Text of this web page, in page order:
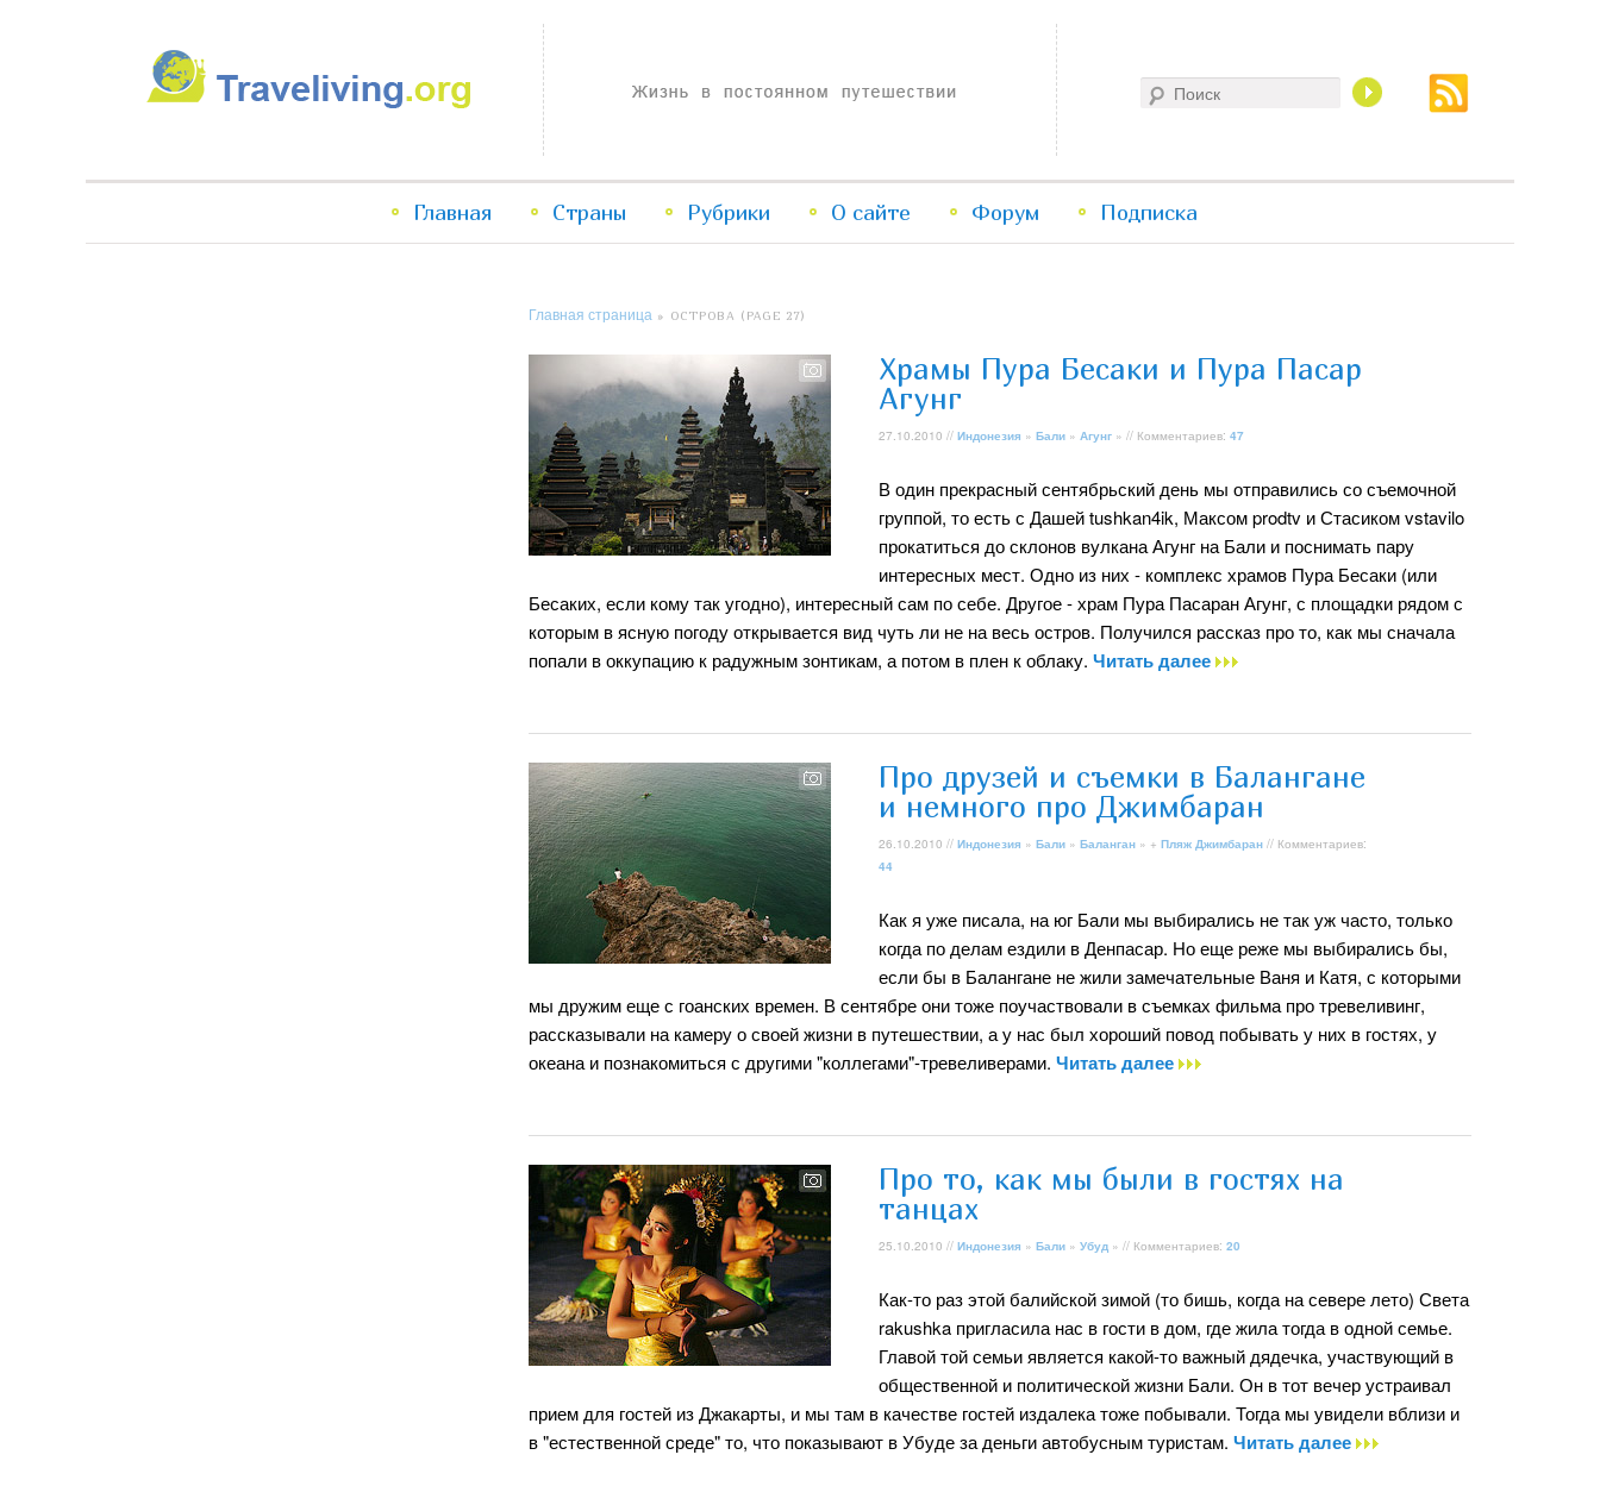
Traveliving
Жизнь в постоянном путешествии
Перейти
содержимому
Перейти
содержимому
Главная Страны Рубрики О сайте Форум Подписка
Главная страница » ОСТРОВА (PAGE 27)
Храмы Пура Бесаки и Пура Пасар
Агунг
27.10.2010 // Индонезия » Бали » Агунг » // Комментариев: 47
В один прекрасный сентябрьский день мы отправились со съемочной
группой, то есть с Дашей tushkan4ik, Максом prodtv и Стасиком vstavilo
прокатиться до склонов вулкана Агунг на Бали и поснимать пару
интересных мест. Одно из них - комплекс храмов Пура Бесаки (или
Бесаких, если кому так угодно), интересный сам по себе. Другое - храм Пура Пасаран Агунг, с площадки рядом с
которым в ясную погоду открывается вид чуть ли не на весь остров. Получился рассказ про то, как мы сначала
попали в оккупацию к радужным зонтикам, а потом в плен к облаку. Читать далее
Про друзей и съемки в Балангане
и немного про Джимбаран
26.10.2010 // Индонезия » Бали » Баланган » + Пляж Джимбаран // Комментариев:
44
Как я уже писала, на юг Бали мы выбирались не так уж часто, только
когда по делам ездили в Денпасар. Но еще реже мы выбирались бы,
если бы в Балангане не жили замечательные Ваня и Катя, с которыми
мы дружим еще с гоанских времен. В сентябре они тоже поучаствовали в съемках фильма про тревеливинг,
рассказывали на камеру о своей жизни в путешествии, а у нас был хороший повод побывать у них в гостях, у
океана и познакомиться с другими "коллегами"-тревеливерами. Читать далее
Про то, как мы были в гостях на
танцах
25.10.2010 // Индонезия » Бали » Убуд » // Комментариев: 20
Как-то раз этой балийской зимой (то бишь, когда на севере лето) Света
rakushka пригласила нас в гости в дом, где жила тогда в одной семье.
Главой той семьи является какой-то важный дядечка, участвующий в
общественной и политической жизни Бали. Он в тот вечер устраивал
прием для гостей из Джакарты, и мы там в качестве гостей издалека тоже побывали. Тогда мы увидели вблизи и
в "естественной среде" то, что показывают в Убуде за деньги автобусным туристам. Читать далее